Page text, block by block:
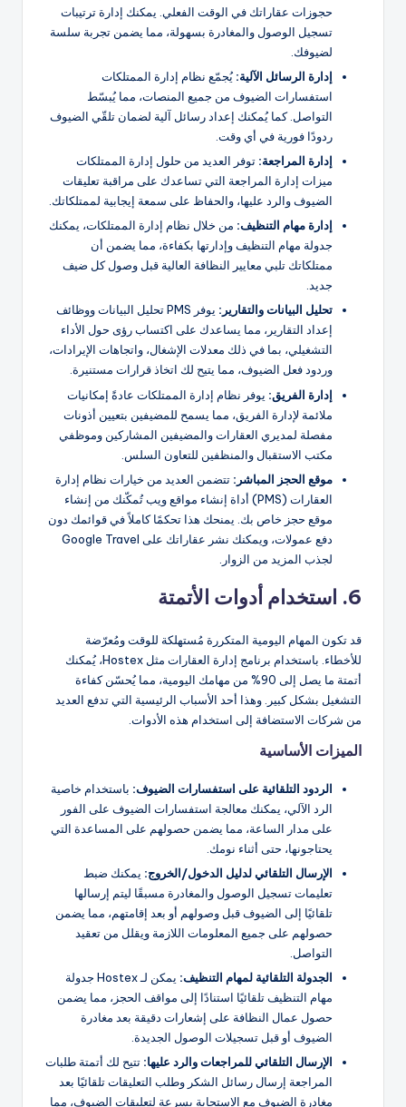
حجوزات عقاراتك في الوقت الفعلي. يمكنك إدارة ترتيبات
تسجيل الوصول والمغادرة بسهولة، مما يضمن تجربة سلسة
لضيوفك.
إدارة الرسائل الآلية: يُجمّع نظام إدارة الممتلكات
استفسارات الضيوف من جميع المنصات، مما يُبسّط
التواصل. كما يُمكنك إعداد رسائل آلية لضمان تلقّي الضيوف
ردودًا فورية في أي وقت.
إدارة المراجعة: توفر العديد من حلول إدارة الممتلكات
ميزات إدارة المراجعة التي تساعدك على مراقبة تعليقات
الضيوف والرد عليها، والحفاظ على سمعة إيجابية لممتلكاتك.
إدارة مهام التنظيف: من خلال نظام إدارة الممتلكات، يمكنك
جدولة مهام التنظيف وإدارتها بكفاءة، مما يضمن أن
ممتلكاتك تلبي معايير النظافة العالية قبل وصول كل ضيف
جديد.
تحليل البياناتوالتقارير:
يوفر PMS تحليل البيانات ووظائف
إعداد التقارير، مما يساعدك على اكتساب رؤى حول الأداء
التشغيلي، بما في ذلك معدلات الإشغال، واتجاهات الإيرادات،
وردود فعل الضيوف، مما يتيح لك اتخاذ قرارات مستنيرة.
إدارة الفريق: يوفر نظام إدارة الممتلكات عادةً إمكانيات
ملائمة لإدارة الفريق، مما يسمح للمضيفين بتعيين أذونات
مفصلة لمديري العقارات والمضيفين المشاركين وموظفي
مكتب الاستقبال والمنظفين للتعاون السلس.
موقع الحجز المباشر: تتضمن العديد من خيارات نظام إدارة
العقارات (PMS) أداة إنشاء مواقع ويب تُمكّنك من إنشاء
موقع حجز خاص بك. يمنحك هذا تحكمًا كاملاً في قوائمك دون
دفع عمولات، ويمكنك نشر عقاراتك على Google Travel
لجذب المزيد من الزوار.
6. استخدام أدوات الأتمتة
قد تكون المهام اليومية المتكررة مُستهلكة للوقت ومُعرّضة
للأخطاء. باستخدام برنامج إدارة العقارات مثل Hostex، يُمكنك
أتمتة ما يصل إلى 90% من مهامك اليومية، مما يُحسّن كفاءة
التشغيل بشكل كبير. وهذا أحد الأسباب الرئيسية التي تدفع العديد
من شركات الاستضافة إلى استخدام هذه الأدوات.
الميزات الأساسية
الردود التلقائية على استفسارات الضيوف: باستخدام خاصية
الرد الآلي، يمكنك معالجة استفسارات الضيوف على الفور
على مدار الساعة، مما يضمن حصولهم على المساعدة التي
يحتاجونها، حتى أثناء نومك.
الإرسال التلقائي لدليل الدخول/الخروج: يمكنك ضبط
تعليمات تسجيل الوصول والمغادرة مسبقًا ليتم إرسالها
تلقائيًا إلى الضيوف قبل وصولهم أو بعد إقامتهم، مما يضمن
حصولهم على جميع المعلومات اللازمة ويقلل من تعقيد
التواصل.
الجدولة التلقائية لمهام التنظيف:
يمكن لـ Hostex جدولة
مهام التنظيف تلقائيًا استنادًا إلى مواقف الحجز، مما يضمن
حصول عمال النظافة على إشعارات دقيقة بعد مغادرة
الضيوف أو قبل تسجيلات الوصول الجديدة.
الإرسال التلقائي للمراجعات والرد عليها: تتيح لك أتمتة طلبات
المراجعة إرسال رسائل الشكر وطلب التعليقات تلقائيًا بعد
مغادرة الضيوف مع الاستجابة بسرعة لتعليقات الضيوف، مما